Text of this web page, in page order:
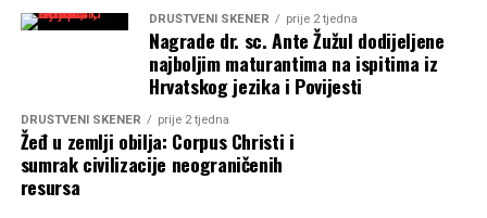
DRUŠTVENI SKENER prije 2 tjedna
Nagrade dr. sc. Ante Žužul dodijeljene
najboljim maturantima na ispitima iz
Hrvatskog jezika i Povijesti
DRUŠTVENI SKENER prije 2 tjedna
Žeđ u zemlji obilja: Corpus Christi i
sumrak civilizacije neograničenih
resursa